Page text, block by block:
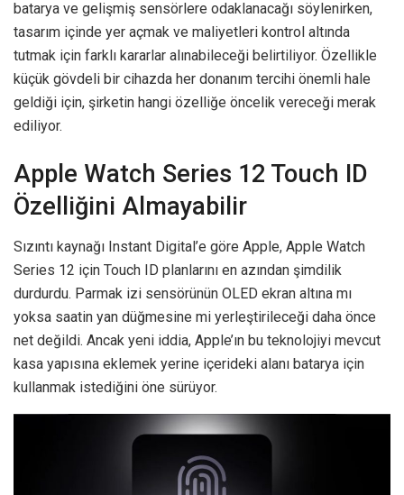
batarya ve gelişmiş sensörlere odaklanacağı söylenirken,
tasarım içinde yer açmak ve maliyetleri kontrol altında
tutmak için farklı kararlar alınabileceği belirtiliyor. Özellikle
küçük gövdeli bir cihazda her donanım tercihi önemli hale
geldiği için, şirketin hangi özelliğe öncelik vereceği merak
ediliyor.
Apple Watch Series 12 Touch ID
Özelliğini Almayabilir
Sızıntı kaynağı Instant Digital’e göre Apple, Apple Watch
Series 12 için Touch ID planlarını en azından şimdilik
durdurdu. Parmak izi sensörünün OLED ekran altına mı
yoksa saatin yan düğmesine mi yerleştirileceği daha önce
net değildi. Ancak yeni iddia, Apple’ın bu teknolojiyi mevcut
kasa yapısına eklemek yerine içerideki alanı batarya için
kullanmak istediğini öne sürüyor.